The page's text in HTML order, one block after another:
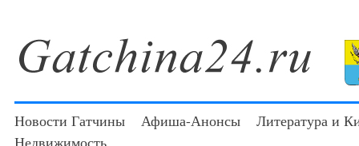
Новости Гатчины Афиша-Анонсы
Литература и
Недвижимость